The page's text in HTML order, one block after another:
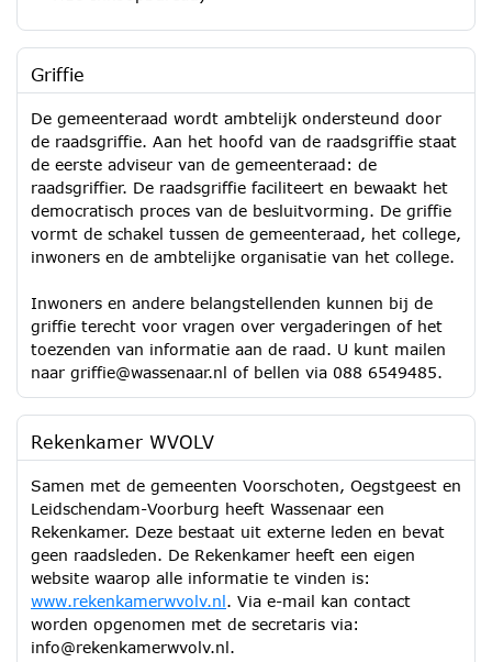
Griffie
De gemeenteraad wordt ambtelijk ondersteund door
de raadsgriffie. Aan het hoofd van de raadsgriffie staat
de eerste adviseur van de gemeenteraad: de
raadsgriffier. De raadsgriffie faciliteert en bewaakt het
democratisch proces van de besluitvorming. De griffie
vormt de schakel tussen de gemeenteraad, het college,
inwoners en de ambtelijke organisatie van het college.
Inwoners en andere belangstellenden kunnen bij de
griffie terecht voor vragen over vergaderingen of het
toezenden van informatie aan de raad. U kunt mailen
naar griffie@wassenaar.nl of bellen via 088 6549485.
Rekenkamer WVOLV
Samen met de gemeenten Voorschoten, Oegstgeest en
Leidschendam-Voorburg heeft Wassenaar een
Rekenkamer. Deze bestaat uit externe leden en bevat
geen raadsleden. De Rekenkamer heeft een eigen
website waarop alle informatie te vinden is:
www.rekenkamerwvolv.nl. Via e-mail kan contact
worden opgenomen met de secretaris via:
info@rekenkamerwvolv.nl.